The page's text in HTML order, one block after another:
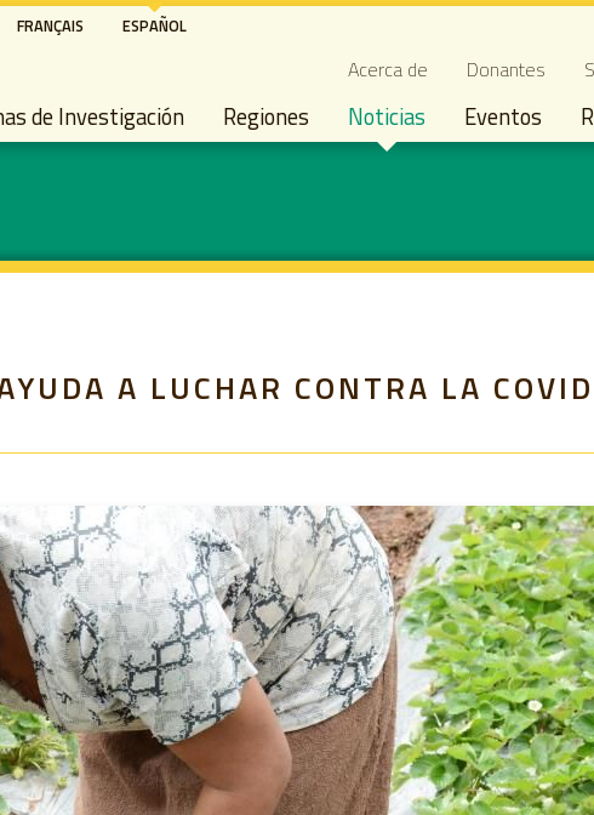
Pasar
principal
FRANÇAIS ESPAÑOL
Secondary
Acerca de Donantes
navigation
de Investigación Regiones Noticias Eventos
A LUCHAR CONTRA LA